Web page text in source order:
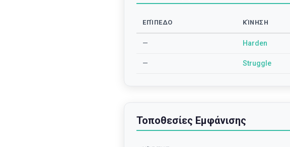
ΕΠΊΠΕΔΟ ΚΊΝΗΣΗ
— Harden
— Struggle
Τοποθεσίες Εμφάνισης